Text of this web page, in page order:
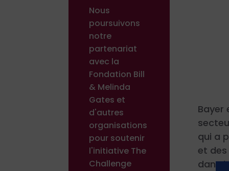
Nous
poursuivons
notre
partenariat
avec la
Fondation Bill
& Melinda
Gates et
d'autres
organisations
pour soutenir
l'initiative The
Challenge
Bayer
qui a
et
dans